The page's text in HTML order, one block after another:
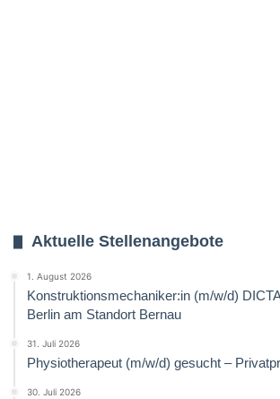
Aktuelle Stellenangebote
1. August 2026
Konstruktionsmechaniker:in (m/w/d)
Berlin am Standort Bernau
31. Juli 2026
Physiotherapeut (m/w/d) gesucht –
30. Juli 2026